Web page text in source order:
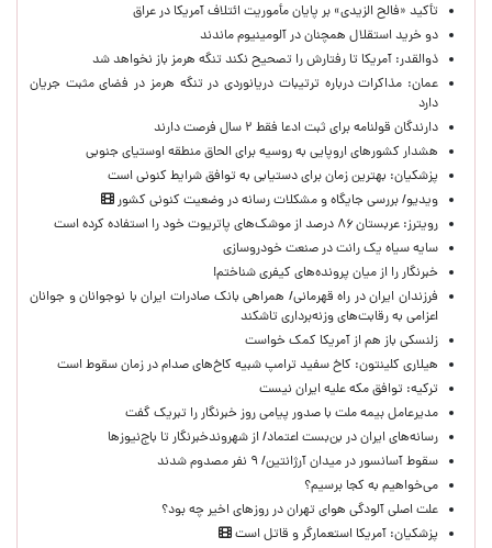
تأکید «فالح الزیدی» بر پایان مأموریت ائتلاف آمریکا در عراق
دو خرید استقلال همچنان در آلومینیوم ماندند
ذوالقدر: آمریکا تا رفتارش را تصحیح نکند تنگه هرمز باز نخواهد شد
عمان: مذاکرات درباره ترتیبات دریانوردی در تنگه هرمز در فضای مثبت جریان
دارد
دارندگان قولنامه برای ثبت ادعا فقط ۲ سال فرصت دارند
هشدار کشورهای اروپایی به روسیه برای الحاق منطقه اوستیای جنوبی
پزشکیان‌: بهترین زمان برای دستیابی به توافق شرایط کنونی است
ویدیو/ بررسی جایگاه و مشکلات رسانه در وضعیت کنونی کشور
رویترز: عربستان ۸۶ درصد از موشک‌های پاتریوت خود را استفاده کرده است
سایه سیاه یک رانت در صنعت خودروسازی
خبرنگار را از میان پرونده‌های کیفری شناختم!
​فرزندان ایران در راه قهرمانی/ همراهی بانک صادرات ایران با نوجوانان و جوانان
اعزامی به رقابت‌های وزنه‌برداری تاشکند
زلنسکی باز هم از آمریکا کمک خواست
هیلاری کلینتون: کاخ سفید ترامپ شبیه کاخ‌های صدام در زمان سقوط است
ترکیه: توافق مکه علیه ایران نیست
مدیرعامل بیمه ملت با صدور پیامی روز خبرنگار را تبریک گفت
رسانه‌های ایران در بن‌بست اعتماد/ از شهروندخبرنگار تا باج‌نیوزها
سقوط آسانسور در میدان آرژانتین/ ۹ نفر مصدوم شدند
می‌خواهیم به کجا برسیم؟
علت اصلی آلودگی هوای تهران در روزهای اخیر چه بود؟
پزشکیان: آمریکا استعمارگر و قاتل است